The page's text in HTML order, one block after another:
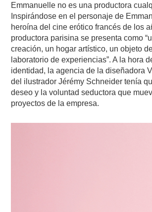
Emmanuelle no es una productora
Inspirándose en el personaje de
heroína del cine erótico francés de los
productora parisina se presenta como
creación, un hogar artístico, un objeto
laboratorio de experiencias”. A la hora
identidad, la agencia de la diseñadora
del ilustrador Jérémy Schneider tenía
deseo y la voluntad seductora que
proyectos de la empresa.